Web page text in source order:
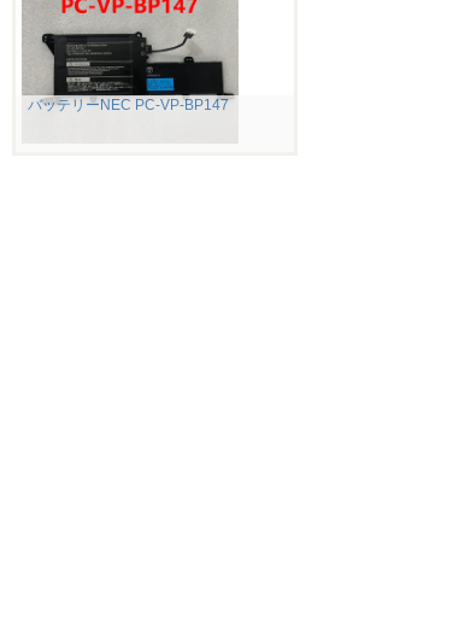
バッテリーNEC PC-VP-BP147